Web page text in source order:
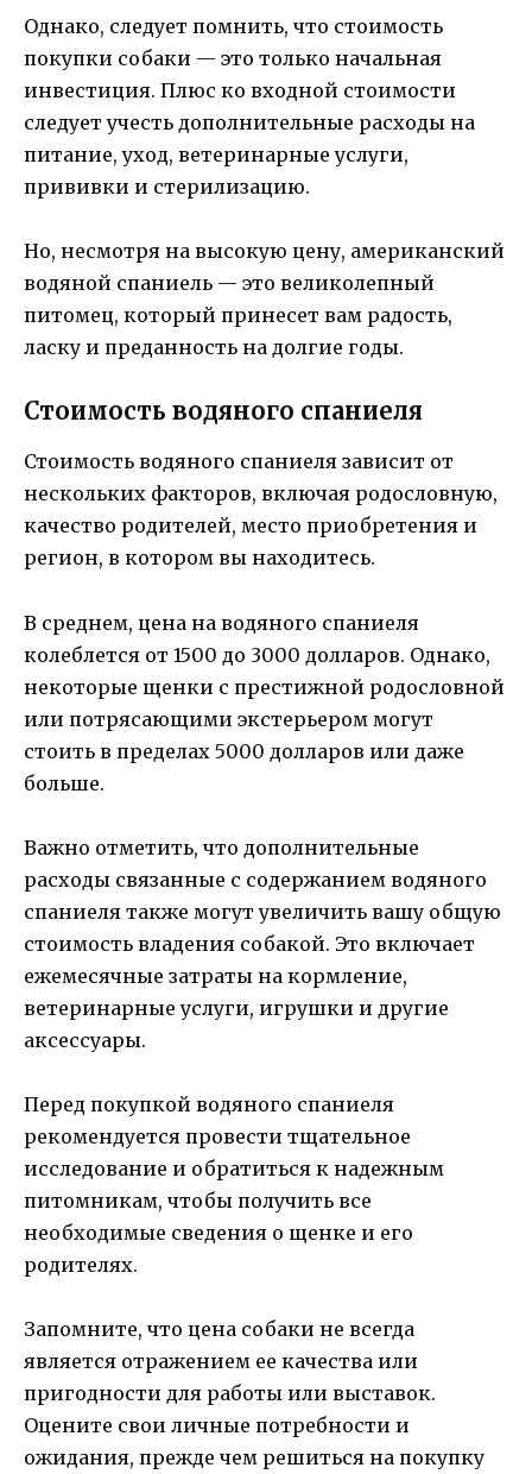
Однако, следует помнить, что стоимость
покупки собаки — это только начальная
инвестиция. Плюс ко входной стоимости
следует учесть дополнительные расходы на
питание, уход, ветеринарные услуги,
прививки и стерилизацию.
Но, несмотря на высокую цену, американский
водяной спаниель — это великолепный
питомец, который принесет вам радость,
ласку и преданность на долгие годы.
Стоимость водяного спаниеля
Стоимость водяного спаниеля зависит от
нескольких факторов, включая родословную,
качество родителей, место приобретения и
регион, в котором вы находитесь.
В среднем, цена на водяного спаниеля
колеблется от 1500 до 3000 долларов. Однако,
некоторые щенки с престижной родословной
или потрясающими экстерьером могут
стоить в пределах 5000 долларов или даже
больше.
Важно отметить, что дополнительные
расходы связанные с содержанием водяного
спаниеля также могут увеличить вашу общую
стоимость владения собакой. Это включает
ежемесячные затраты на кормление,
ветеринарные услуги, игрушки и другие
аксессуары.
Перед покупкой водяного спаниеля
рекомендуется провести тщательное
исследование и обратиться к надежным
питомникам, чтобы получить все
необходимые сведения о щенке и его
родителях.
Запомните, что цена собаки не всегда
является отражением ее качества или
пригодности для работы или выставок.
Оцените свои личные потребности и
ожидания, прежде чем решиться на покупку